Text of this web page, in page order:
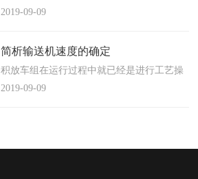
17%。业内把2014年称为“中国工业机器人元
的自动化流水线生产流程不被外人知晓，即
大多数流程都带有某种专有的性质，并且混
合了不同的方法、技术和操作方式，而这最
终将影响一个制造商进行有效竞争的能力。
2019-09-09
简析输送机速度的确定
积放车组在运行过程中就已经是进行工艺操
作的区段，运行速度是由积放小车组的运行
2019-09-09